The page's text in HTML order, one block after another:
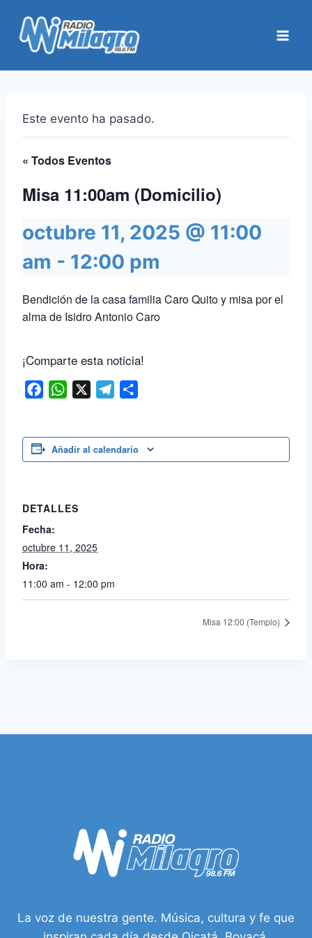
contenido
Este evento ha pasado.
« Todos Eventos
Misa 11:00am (Domicilio)
octubre 11, 2025 @ 11:00
am - 12:00 pm
Bendición de la casa familia Caro Quito y misa por el
alma de Isidro Antonio Caro
¡Comparte esta noticia!
FacebookWhatsApp Telegram
Añadir al calendario
DETALLES
Fecha:
octubre 11, 2025
Hora:
11:00 am - 12:00 pm
Misa 12:00 (Templo)
La voz de nuestra gente. Música, cultura y fe que